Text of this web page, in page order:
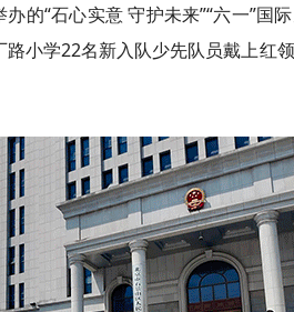
的“石心实意 守护未来”“六一”国
小学22名新入队少先队员戴上红